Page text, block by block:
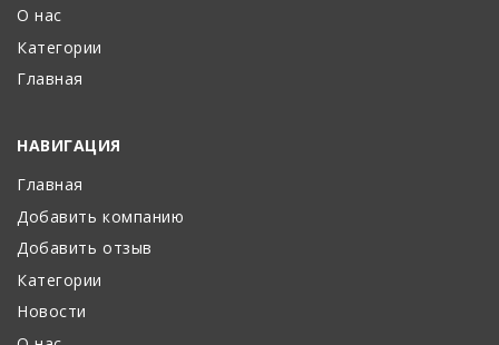
О нас
Категории
Главная
НАВИГАЦИЯ
Главная
Добавить компанию
Добавить отзыв
Категории
Новости